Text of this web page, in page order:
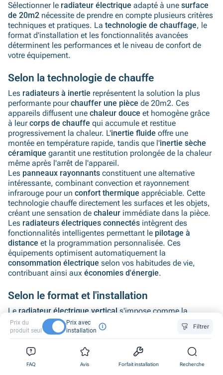
Sélectionner le radiateur électrique adapté à une surface
de 20m2 nécessite de prendre en compte plusieurs critères
techniques et pratiques. La technologie de chauffage, le
format d'installation et les fonctionnalités avancées
déterminent les performances et le niveau de confort de
votre équipement.
Selon la technologie de chauffe
Les radiateurs à inertie représentent la solution la plus
performante pourchauffer une pièce de 20m2. Ces
appareils diffusent une chaleur douce et homogène grâce
à leurcorps de chauffe qui accumule et restitue
progressivement la chaleur. L'inertie fluide offre une
montée en température rapide, tandis que l'inertie sèche
céramique garantit une restitution prolongée de la chaleur
même après l'arrêt de l'appareil.
Les panneaux rayonnants constituent une alternative
intéressante, combinant convection et rayonnement
infrarouge pour un confort thermique appréciable. Cette
technologie chauffe directement les surfaces et les objets,
créant une sensation de chaleur immédiate dans la pièce.
Les radiateurs électriques connectés intègrent des
fonctionnalités intelligentes permettant le pilotage à
distance et la programmation personnalisée. Ces
équipements optimisent automatiquement la
consommation électrique selon vos habitudes de vie,
contribuant ainsi aux économies d'énergie.
Selon le format et l'installation
Le radiateur électrique vertical s'impose comme la
solution la plus courante pour les pièces de 20m2. Son
format permet une diffusion optimale de la
chaleurdans
l'espace tout en s'intégrant harmonieusement audesignde
votreintérieur
. Les marques Atlantic et Thermor proposent
des modèles verticaux adaptés à cette superficie.
Prix du
produit seul
Prix avec
installation
Filtrer
FAQ Avis Forfait installation Recherche